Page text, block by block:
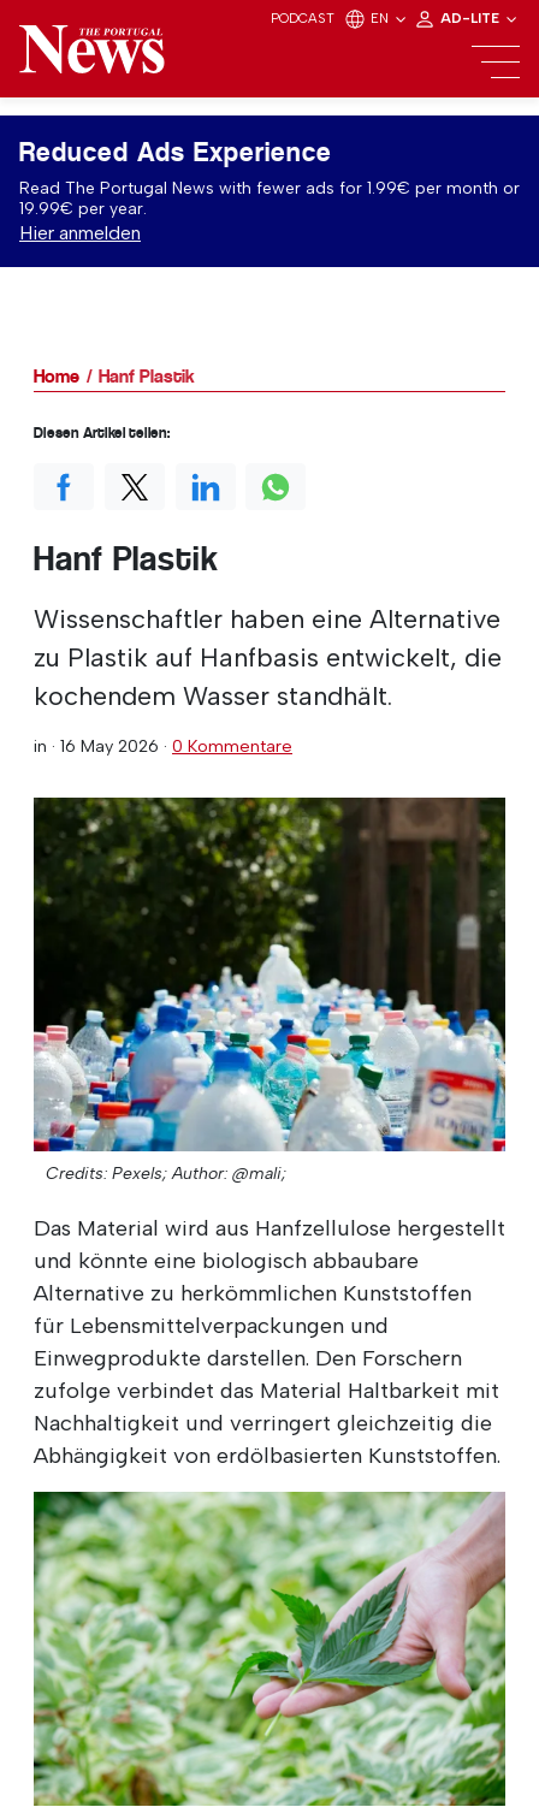
PODCAST EN AD-LITE
Reduced Ads Experience
Read The Portugal News with fewer ads for 1.99€ per month or
19.99€ per year.
Hier anmelden
Home Hanf Plastik
Hanf Plastik
Wissenschaftler haben eine Alternative
zu Plastik auf Hanfbasis entwickelt, die
kochendem Wasser standhält.
in · 16 May 2026 · 0 Kommentare
Credits: Pexels; Author: @mali;
Das Material wird aus Hanfzellulose hergestellt
und könnte eine biologisch abbaubare
Alternative zu herkömmlichen Kunststoffen
für Lebensmittelverpackungen und
Einwegprodukte darstellen. Den Forschern
zufolge verbindet das Material Haltbarkeit mit
Nachhaltigkeit und verringert gleichzeitig die
Abhängigkeit von erdölbasierten Kunststoffen.
Diesen Artikel teilen: